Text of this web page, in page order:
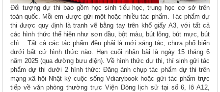
Đối tượng dự thi bao gồm học sinh tiểu học, trung học cơ sở trên
toàn quốc. Mỗi em được gửi một hoặc nhiều tác phẩm. Tác phẩm dự
thi được quy định là tranh vẽ bằng tay trên khổ giấy A3, với tất cả
các hình thức thể hiện như sơn dầu, bột màu, bút lông, bút mực, bút
chì... Tất cả các tác phẩm đều phải là mới sáng tác, chưa phổ biến
dưới bất cứ hình thức nào. Hạn cuối nhận bài là ngày 15 tháng 6
năm 2025 (qua đường bưu điện). Về hình thức dự thi, thí sinh gửi tác
phẩm dự thi dưới 2 hình thức: Đăng ảnh chụp tác phẩm dự thi trên
mạng xã hội Nhật ký cuộc sống Vdiarybook hoặc gửi tác phẩm trực
tiếp về văn phòng thường trực Viện Dòng lịch sử tại số 6, lô A12,